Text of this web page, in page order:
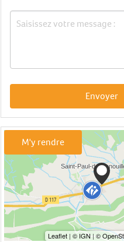
Envoyer
M'y rendre